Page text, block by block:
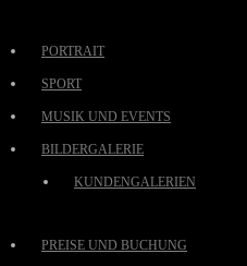
PORTRAIT
SPORT
MUSIK UND EVENTS
BILDERGALERIE
KUNDENGALERIEN
PREISE UND BUCHUNG